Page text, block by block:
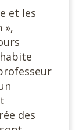
et les
»,
des